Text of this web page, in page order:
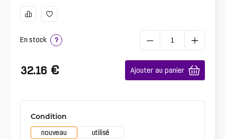
En stock ?
32.16 € Ajouter au panier
Condition
nouveau utilisé